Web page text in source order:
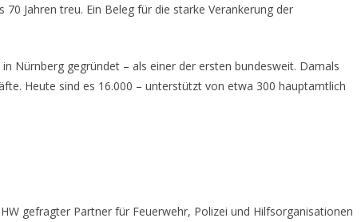
Jahren treu. Ein Beleg für die starke Verankerung der
Nürnberg gegründet – als einer der ersten bundesweit. Damals
Heute sind es 16.000 – unterstützt von etwa 300 hauptamtlich
gefragter Partner für Feuerwehr, Polizei und Hilfsorganisationen